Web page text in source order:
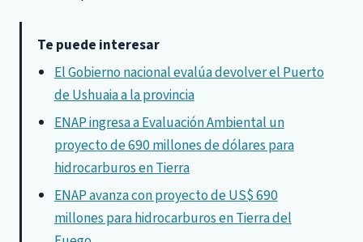
Te puede interesar
El Gobierno nacional evalúa devolver el Puerto
de Ushuaia a la provincia
ENAP ingresa a Evaluación Ambiental un
proyecto de 690 millones de dólares para
hidrocarburos en Tierra
ENAP avanza con proyecto de US$ 690
millones para hidrocarburos en Tierra del